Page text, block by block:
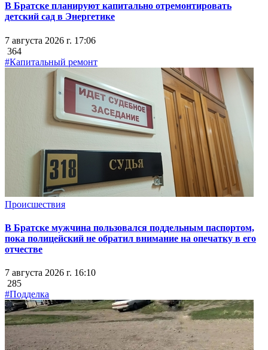
В Братске планируют капитально отремонтировать
детский сад в Энергетике
7 августа 2026 г. 17:06
364
#Капитальный ремонт
Происшествия
В Братске мужчина пользовался поддельным паспортом,
пока полицейский не обратил внимание на опечатку в его
отчестве
7 августа 2026 г. 16:10
285
#Подделка